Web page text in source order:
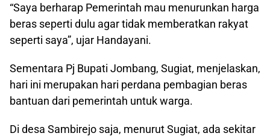
“Saya berharap Pemerintah mau menurunkan harga
beras seperti dulu agar tidak memberatkan rakyat
seperti saya”, ujar Handayani.
Sementara Pj Bupati Jombang, Sugiat, menjelaskan,
hari ini merupakan hari perdana pembagian beras
bantuan dari pemerintah untuk warga.
Di desa Sambirejo saja, menurut Sugiat, ada sekitar